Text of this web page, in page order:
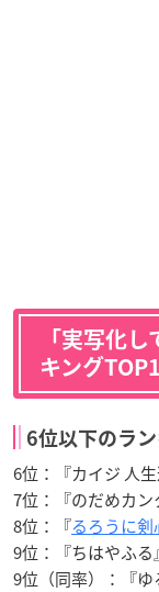
「実写化
キング
6位以下のラ
6位：『カイジ 人生
7位：『のだめカン
8位：『るろうに剣
9位：『ちはやふる』
9位（同率）：『ゆ